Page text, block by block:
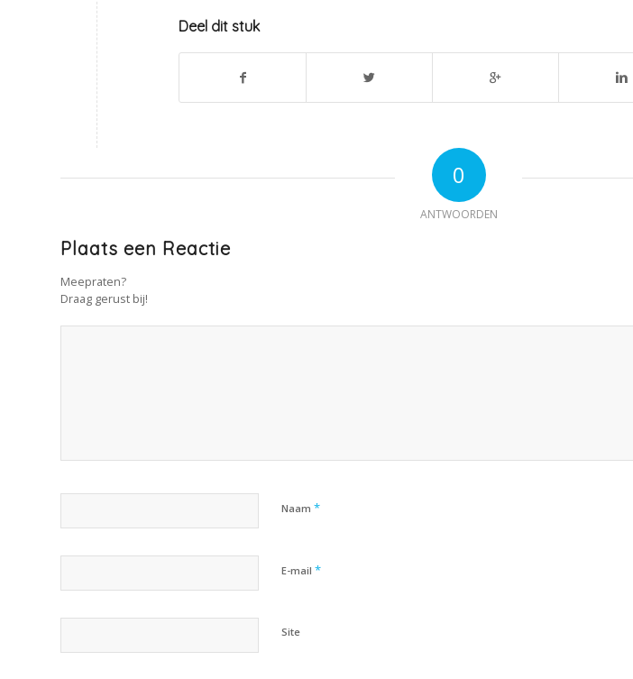
Deel dit stuk
0
ANTWOORDEN
Plaats een Reactie
Meepraten?
Draag gerust bij!
Naam *
E-mail *
Site